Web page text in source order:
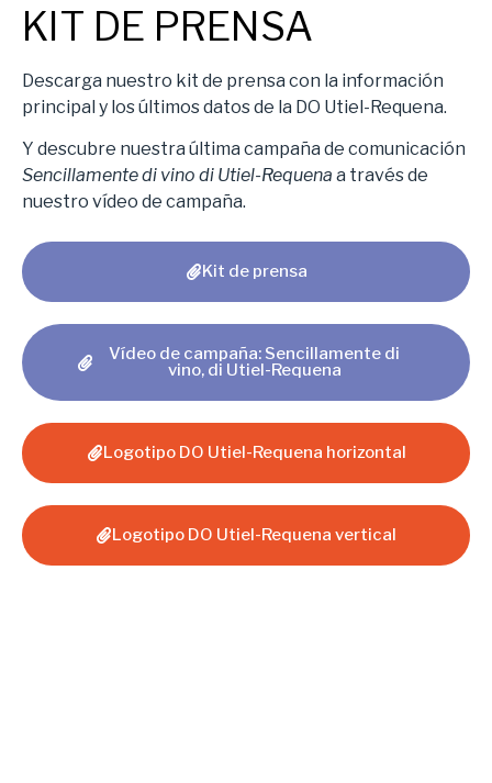
KIT DE PRENSA
Descarga nuestro kit de prensa con la información
principal y los últimos datos de la DO Utiel-Requena.
Y descubre nuestra última campaña de comunicación
Sencillamente di vino di Utiel-Requena a través de
nuestro vídeo de campaña.
Kit de prensa
Vídeo de campaña: Sencillamente di
vino, di Utiel-Requena
Logotipo DO Utiel-Requena horizontal
Logotipo DO Utiel-Requena vertical